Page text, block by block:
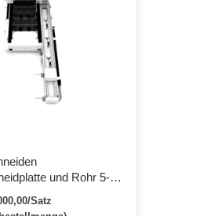
und Rohr 5-
Schneidemaschine
Satz